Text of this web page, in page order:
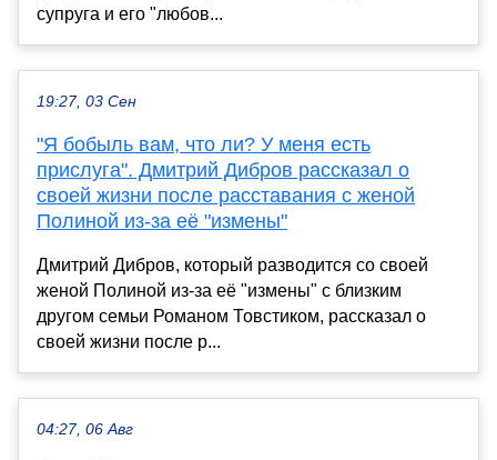
супруга и его "любов...
19:27, 03 Сен
"Я бобыль вам, что ли? У меня есть
прислуга". Дмитрий Дибров рассказал о
своей жизни после расставания с женой
Полиной из-за её "измены"
Дмитрий Дибров, который разводится со своей
женой Полиной из-за её "измены" с близким
другом семьи Романом Товстиком, рассказал о
своей жизни после р...
04:27, 06 Авг